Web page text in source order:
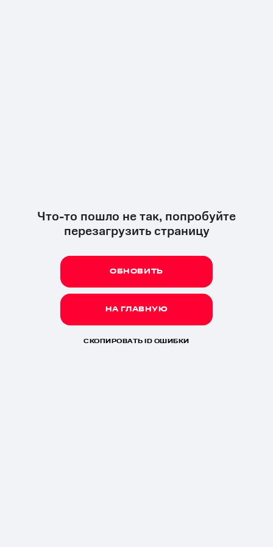
Что-то пошло не так, попробуйте
перезагрузить страницу
ОБНОВИТЬ
НА ГЛАВНУЮ
СКОПИРОВАТЬ ID ОШИБКИ